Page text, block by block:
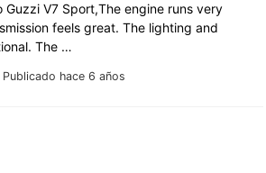
Publicado hace 6 años
Guzzi V7 Sport,The engine runs very
feels great. The lighting and
The …